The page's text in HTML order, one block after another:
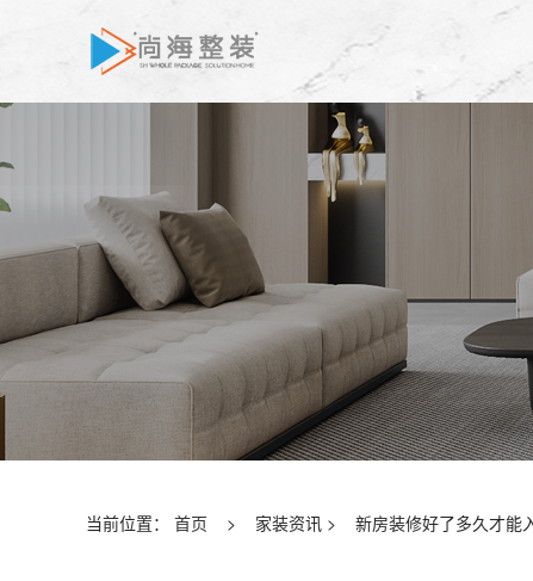
当前位置： 首页 > 家装资讯 > 新房装修好了多久才能